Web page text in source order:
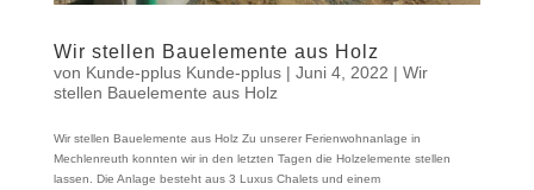
Wir stellen Bauelemente aus Holz
von Kunde-pplus Kunde-pplus| Juni 4, 2022 | Wir
stellen Bauelemente aus Holz
Wir stellen Bauelemente aus Holz Zu unserer Ferienwohnanlage in
Mechlenreuth konnten wir in den letzten Tagen die Holzelemente stellen
lassen. Die Anlage besteht aus 3 Luxus Chalets und einem